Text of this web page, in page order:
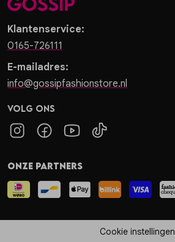
Klantenservice:
0165-726111
E-mailadres:
info@gossipfashionstore.nl
Volg ons
Onze partners
Cookie instellingen